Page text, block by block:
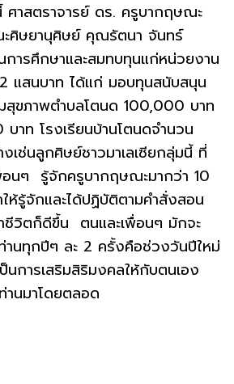
ศาสตราจารย์ ดร. ครูบากฤษณะ
ศิษยานุศิษย์ คุณรัตนา จันทร์
ารศึกษาและสมทบทุนแก่หน่วยงาน
แสนบาท ได้แก่ มอบทุนสนับสนุน
สุขภาพตำบลโตนด 100,000 บาท
าท โรงเรียนบ้านโตนดจำนวน
เช่นลูกศิษย์ชาวมาเลเซียกลุ่มนี้ ที่
อนๆ รู้จักครูบากฤษณะมากว่า 10
ห้รู้จักและได้ปฏิบัติตามคำสั่งสอน
ชีวิตก็ดีขึ้น ตนและเพื่อนๆ มักจะ
านทุกปีๆ ละ 2 ครั้งคือช่วงวันปีใหม่
นการเสริมสิริมงคลให้กับตนเอง
นมาโดยตลอด